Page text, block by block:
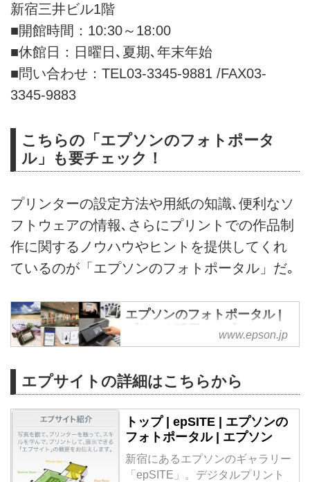
新宿三井ビル1階
■開館時間：10:30～18:00
■休館日：日曜日､夏期､年末年始
■問い合わせ：TEL03-3345-9881 /FAX03-
3345-9883
こちらの「エプソンのフォトポータ
ル」も要チェック！
プリンターの設定方法や用紙の知識､便利なソ
フトウェアの情報､さらにプリントでの作品制
作に関するノウハウやヒントを提供してくれ
ているのが「エプソンのフォトポータル」だ｡
エプソンのフォトポータル |
プリント活用 | エプソン
イト。写真プリントをきれいに仕
テクニック、写真の楽しみ方につ
いてご紹介します。日本国内の
EPSON（エプソン）製品に関す
る公式サイト。
www.epson.jp
エプサイトの詳細はこちらから
トップ | epSITE | エプソンの
フォトポータル | エプソン
新宿にあるエプソンのギャラリー
「epSITE」。デジタルプリント